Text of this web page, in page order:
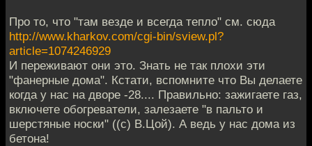
Про то, что "там везде и всегда тепло" см. сюда
http://www.kharkov.com/cgi-bin/sview.pl?
article=1074246929
И переживают они это. Знать не так плохи эти
"фанерные дома". Кстати, вспомните что Вы делаете
когда у нас на дворе -28.... Правильно: зажигаете газ,
включете обогреватели, залезаете "в пальто и
шерстяные носки" ((с) В.Цой). А ведь у нас дома из
бетона!